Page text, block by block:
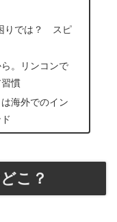
りでは？ スピ
ら。リンコンで
慣
海外でのイン
こ？